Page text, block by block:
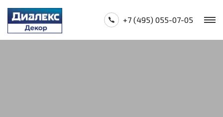
+7 (495) 055-07-05